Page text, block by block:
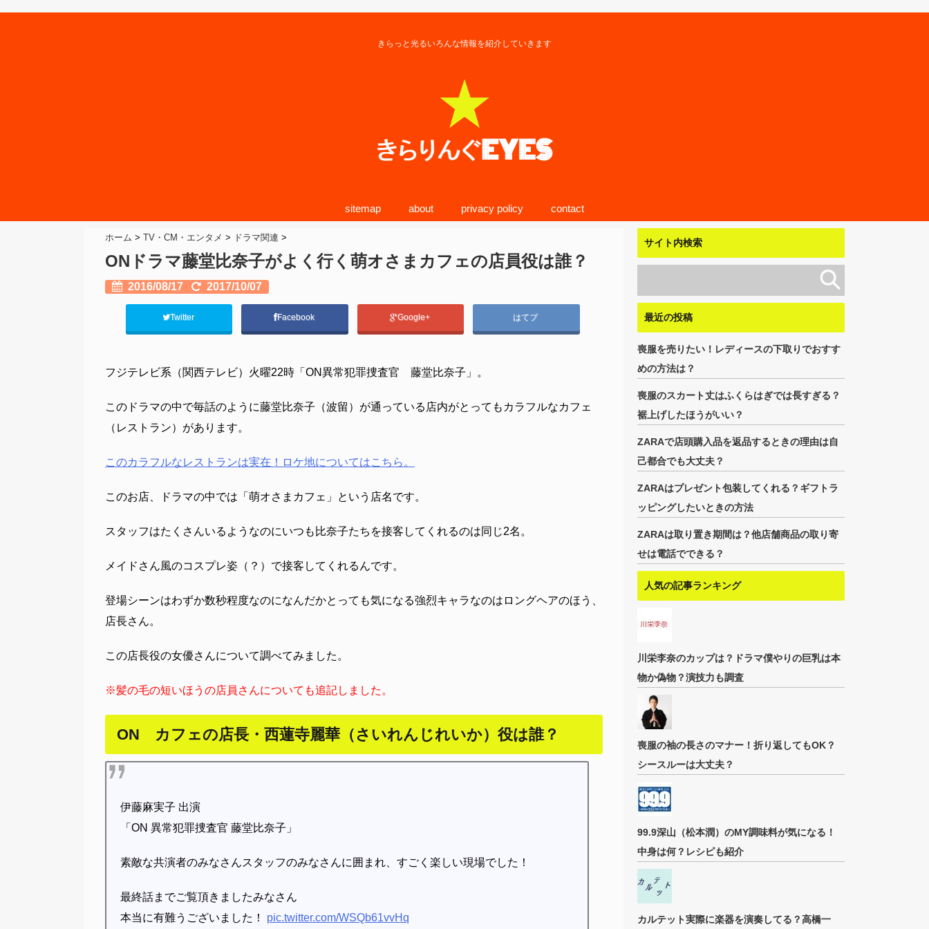
きらっと光るいろんな情報を紹介していきます
sitemap about privacy policy contact
ホーム > TV・CM・エンタメ > ドラマ関連 >
ONドラマ藤堂比奈子がよく行く萌オさまカフェの店員役は誰？
2016/08/17 2017/10/07
Twitter Facebook Google+ はてブ
フジテレビ系（関西テレビ）火曜22時「ON異常犯罪捜査官 藤堂比奈子」。
このドラマの中で毎話のように藤堂比奈子（波留）が通っている店内がとってもカラフルなカフェ
（レストラン）があります。
このカラフルなレストランは実在！ロケ地についてはこちら。
このお店、ドラマの中では「萌オさまカフェ」という店名です。
スタッフはたくさんいるようなのにいつも比奈子たちを接客してくれるのは同じ2名。
メイドさん風のコスプレ姿（？）で接客してくれるんです。
登場シーンはわずか数秒程度なのになんだかとっても気になる強烈キャラなのはロングヘアのほう、
店長さん。
この店長役の女優さんについて調べてみました。
※髪の毛の短いほうの店員さんについても追記しました。
ON カフェの店長・西蓮寺麗華（さいれんじれいか）役は誰？
伊藤麻実子 出演
「ON 異常犯罪捜査官 藤堂比奈子」
素敵な共演者のみなさんスタッフのみなさんに囲まれ、すごく楽しい現場でした！
最終話までご覧頂きましたみなさん
本当に有難うございました！ pic.twitter.com/WSQb61vvHq
サイト内検索
最近の投稿
喪服を売りたい！レディースの下取りでおすす
めの方法は？
喪服のスカート丈はふくらはぎでは長すぎる？
裾上げしたほうがいい？
ZARAで店頭購入品を返品するときの理由は自
己都合でも大丈夫？
ZARAはプレゼント包装してくれる？ギフトラ
ッピングしたいときの方法
ZARAは取り置き期間は？他店舗商品の取り寄
せは電話でできる？
人気の記事ランキング
川栄李奈のカップは？ドラマ僕やりの巨乳は本
物か偽物？演技力も調査
喪服の袖の長さのマナー！折り返してもOK？
シースルーは大丈夫？
99.9深山（松本潤）のMY調味料が気になる！
中身は何？レシピも紹介
カルテット実際に楽器を演奏してる？高橋一